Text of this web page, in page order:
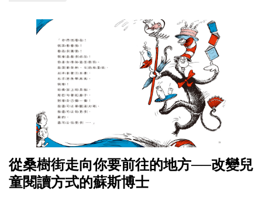
從桑樹街走向你要前往的地方──改變兒
童閱讀方式的蘇斯博士